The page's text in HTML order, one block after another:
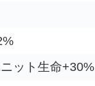
ット生命+30%